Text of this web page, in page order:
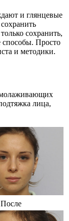
и глянцевые
сохранить,
способы. Просто
и методики.
лица,
После